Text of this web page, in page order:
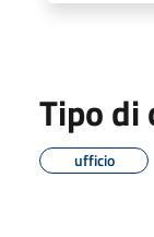
Tipo di
ufficio